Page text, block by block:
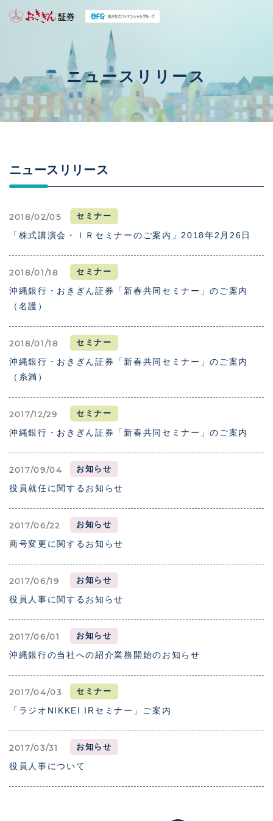
ニュースリリース
ニュースリリース
2018/02/05 セミナー
「株式講演会・ＩＲセミナーのご案内」2018年2月26日
2018/01/18 セミナー
沖縄銀行・おきぎん証券「新春共同セミナー」のご案内
（名護）
2018/01/18 セミナー
沖縄銀行・おきぎん証券「新春共同セミナー」のご案内
（糸満）
2017/12/29 セミナー
沖縄銀行・おきぎん証券「新春共同セミナー」のご案内
2017/09/04 お知らせ
役員就任に関するお知らせ
2017/06/22 お知らせ
商号変更に関するお知らせ
2017/06/19 お知らせ
役員人事に関するお知らせ
2017/06/01 お知らせ
沖縄銀行の当社への紹介業務開始のお知らせ
2017/04/03 セミナー
「ラジオNIKKEI IRセミナー」ご案内
2017/03/31 お知らせ
役員人事について